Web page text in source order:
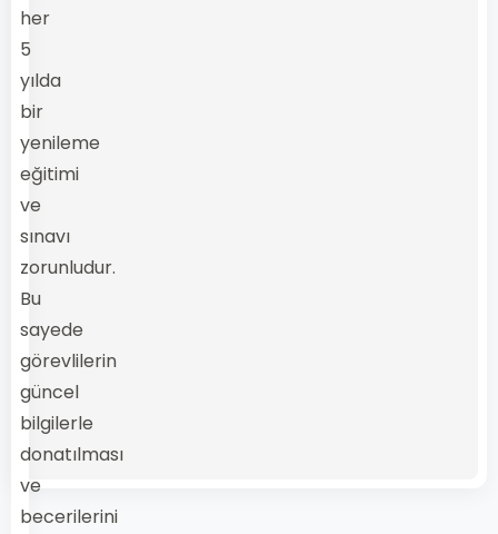
her
5
yılda
bir
yenileme
eğitimi
ve
sınavı
zorunludur.
Bu
sayede
görevlilerin
güncel
bilgilerle
donatılması
ve
becerilerini